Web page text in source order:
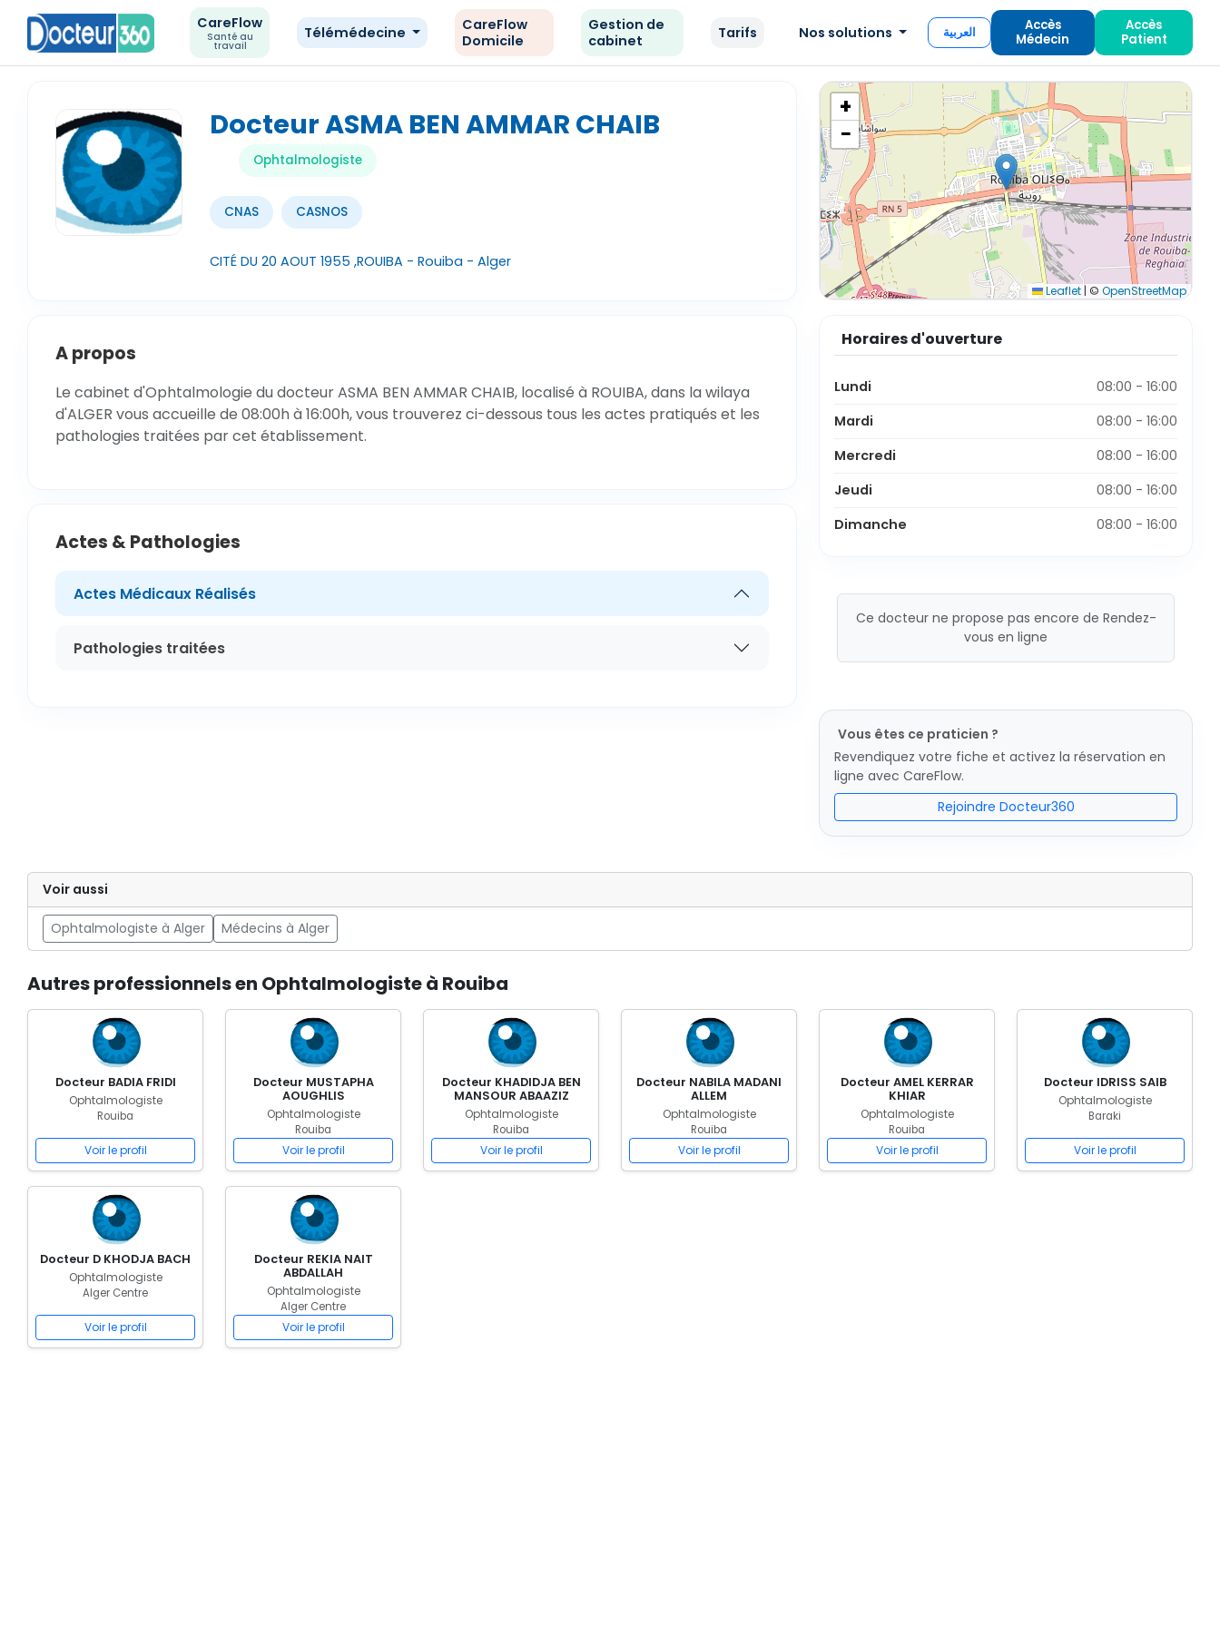
CareFlow
Santé au
travail
Télémédecine
CareFlow
Domicile
Gestion de
cabinet
Tarifs Nos solutions العربية
Accès
Médecin
Accès
Patient
Docteur ASMA BEN AMMAR CHAIB
Ophtalmologiste
CNAS CASNOS
CITÉ DU 20 AOUT 1955 ,ROUIBA - Rouiba - Alger
+
−
Leaflet | © OpenStreetMap
A propos
Le cabinet d'Ophtalmologie du docteur ASMA BEN AMMAR CHAIB, localisé à ROUIBA, dans la wilaya
d'ALGER vous accueille de 08:00h à 16:00h, vous trouverez ci-dessous tous les actes pratiqués et les
pathologies traitées par cet établissement.
Actes & Pathologies
Actes Médicaux Réalisés
Pathologies traitées
Horaires d'ouverture
Lundi
08:00 - 16:00
Mardi
08:00 - 16:00
Mercredi
08:00 - 16:00
Jeudi
08:00 - 16:00
Dimanche
08:00 - 16:00
Ce docteur ne propose pas encore de Rendez-
vous en ligne
Vous êtes ce praticien ?
Revendiquez votre fiche et activez la réservation en
ligne avec CareFlow.
Rejoindre Docteur360
Voir aussi
Ophtalmologiste à Alger Médecins à Alger
Autres professionnels en Ophtalmologiste à Rouiba
Docteur BADIA FRIDI
Ophtalmologiste
Rouiba
Voir le profil
Docteur MUSTAPHA
AOUGHLIS
Ophtalmologiste
Rouiba
Voir le profil
Docteur KHADIDJA BEN
MANSOUR ABAAZIZ
Ophtalmologiste
Rouiba
Voir le profil
Docteur NABILA MADANI
ALLEM
Ophtalmologiste
Rouiba
Voir le profil
Docteur AMEL KERRAR
KHIAR
Ophtalmologiste
Rouiba
Voir le profil
Docteur IDRISS SAIB
Ophtalmologiste
Baraki
Voir le profil
Docteur D KHODJA BACH
Ophtalmologiste
Alger Centre
Voir le profil
Docteur REKIA NAIT
ABDALLAH
Ophtalmologiste
Alger Centre
Voir le profil